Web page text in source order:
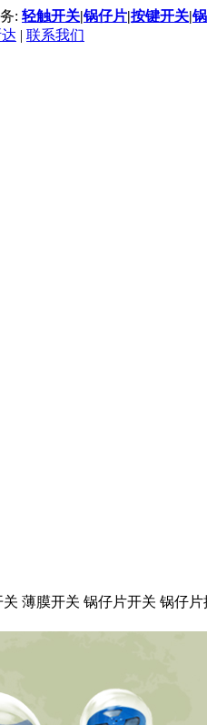
: 轻触开关|锅仔片|按键开关|
| 联系我们
薄膜开关 锅仔片开关 锅仔